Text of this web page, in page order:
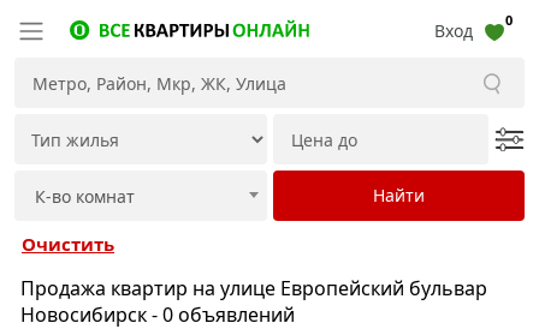
Вход 0
Очистить
Продажа квартир на улице Европейский бульвар
Новосибирск - 0 объявлений